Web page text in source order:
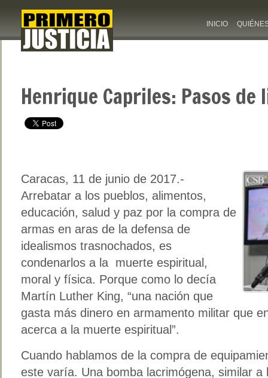
INICIO
Henrique Capriles: Pasos
Caracas, 11 de junio de 2017.-
Arrebatar a los pueblos, alimentos,
educación, salud y paz por la compra de
armas en aras de la defensa de
idealismos trasnochados, es
condenarlos a la muerte espiritual,
moral y física. Porque como lo decía
Martín Luther King, “una nación que
gasta más dinero en armamento militar que
acerca a la muerte espiritual”.
Cuando hablamos de la compra de
este varía. Una bomba lacrimógena, similar a